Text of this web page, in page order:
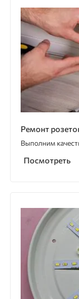
Ремонт
Выполним
Посмотреть